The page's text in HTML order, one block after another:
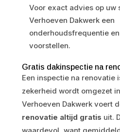
Voor exact advies op uw
Verhoeven Dakwerk een
onderhoudsfrequentie
voorstellen.
Gratis dakinspectie na
Een inspectie na renovatie
zekerheid wordt omgezet
Verhoeven Dakwerk voert
renovatie altijd gratis uit.